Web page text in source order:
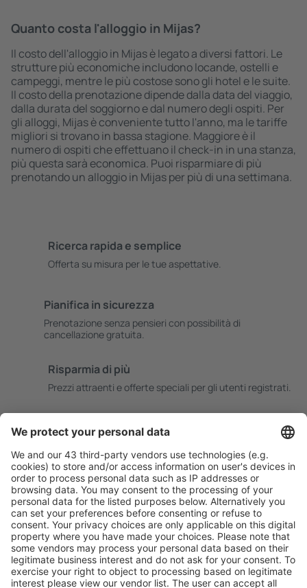
Quanto costa l'alloggio in Mijas?
Il costo dell'alloggio in Mijas è legato a diversi fattori. Le
strutture più economiche includono locande, ostelli e
campeggi, mentre le più costose sono gli hotel e le suite.
Il costo della prenotazione dipende dalla data del viaggio,
dalla durata del soggiorno e dal numero degli ospiti. Per
gli alloggi, Mijas è conveniente tutto l'anno, ma le tariffe
migliori si trovano in bassa stagione. Maggiore è il
numero di ospiti che effettuano il check-in in una stanza,
più questa sarà economica. Puoi risparmiare di più
prenotando un alloggio in Mijas per più di una settimana.
Ricerca rapida e semplice
Offerta su misura per le tue aspettative.
Pianifica in sicurezza
Prenotazione senza pensieri con possibilità di
cancellazione gratuita.
Risparmia di più
Prezzi attraenti e offerte speciali per gli utenti registrati.
L’alloggio che ti piace
appartamenti e altri.
Le strutture più ricercate dagli utenti eSky
Pernottamenti in Spagna - Città popolari
Pernottamenti a Barcellona Pernottamenti a Malaga